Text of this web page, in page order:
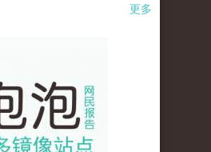
更多
mirror-site-120814.jpg